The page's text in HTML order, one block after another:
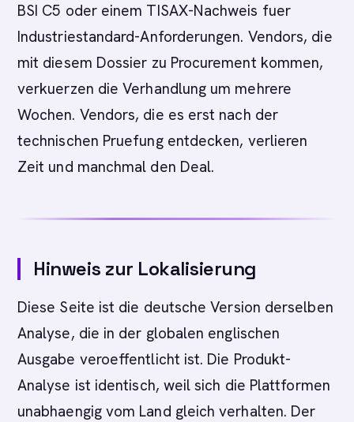
BSI C5 oder einem TISAX-Nachweis fuer
Industriestandard-Anforderungen. Vendors, die
mit diesem Dossier zu Procurement kommen,
verkuerzen die Verhandlung um mehrere
Wochen. Vendors, die es erst nach der
technischen Pruefung entdecken, verlieren
Zeit und manchmal den Deal.
Hinweis zur Lokalisierung
Diese Seite ist die deutsche Version derselben
Analyse, die in der globalen englischen
Ausgabe veroeffentlicht ist. Die Produkt-
Analyse ist identisch, weil sich die Plattformen
unabhaengig vom Land gleich verhalten. Der